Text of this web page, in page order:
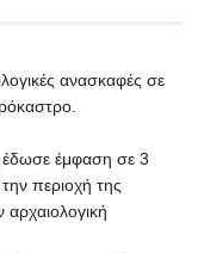
ανασκαφές σε
έδωσε έμφαση σε 3
περιοχή της